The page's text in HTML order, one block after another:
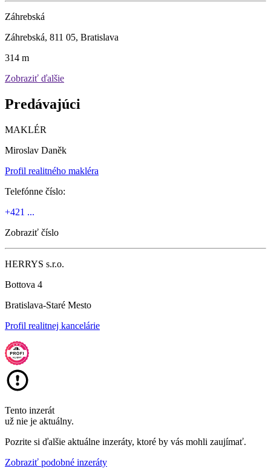
Záhrebská
Záhrebská, 811 05, Bratislava
314 m
Zobraziť ďalšie
Predávajúci
MAKLÉR
Miroslav Daněk
Profil realitného makléra
Telefónne číslo:
+421 ...
Zobraziť číslo
HERRYS s.r.o.
Bottova 4
Bratislava-Staré Mesto
Profil realitnej kancelárie
Tento inzerát
už nie je aktuálny.
Pozrite si ďalšie aktuálne inzeráty, ktoré by vás mohli zaujímať.
Zobraziť podobné inzeráty